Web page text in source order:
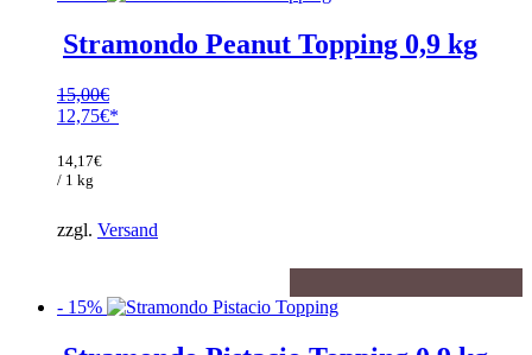
Stramondo Peanut Topping 0,9 kg
15,00€
Ursprünglicher
war:
15,00€
12,75€
Preis
ist:
14,17€
/ 1 kg
zzgl. Versand
- 15%